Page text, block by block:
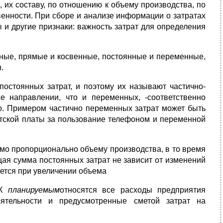
составу, по отношению к объему производства, по
При сборе и анализе информации о затратах
другие признаки: важность затрат для определения
прямые и косвенные, постоянные и переменные,
затрат, и поэтому их называют частично-
что и переменных, -соответственно
Примером частично переменных затрат может быть
платы за пользование телефоном и переменной
пропорционально объему производства, в то время
сумма постоянных за­трат не зависит от изменений
при увеличении объема
планируемымотносятся все расходы предприятия
и предусмотрен­ные сметой затрат на